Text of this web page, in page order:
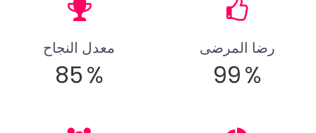
معدل النجاح
85%
رضا المرضى
99%